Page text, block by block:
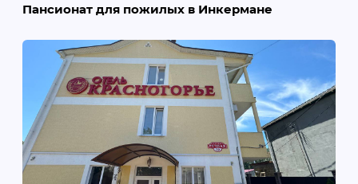
Пансионат для пожилых в Инкермане